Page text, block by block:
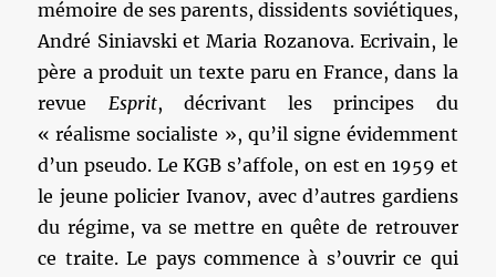
mémoire de ses parents, dissidents soviétiques,
André Siniavski et Maria Rozanova. Ecrivain, le
père a produit un texte paru en France, dans la
revue Esprit, décrivant les principes du
« réalisme socialiste », qu’il signe évidemment
d’un pseudo. Le KGB s’affole, on est en 1959 et
le jeune policier Ivanov, avec d’autres gardiens
du régime, va se mettre en quête de retrouver
ce traite. Le pays commence à s’ouvrir ce qui